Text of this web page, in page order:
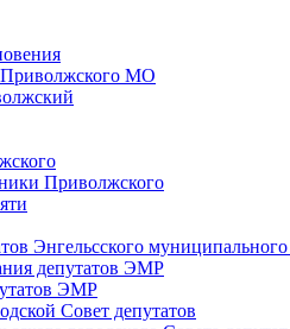
Приволжского МО
Приволжского
Энгельсского
депутатов ЭМР
ЭМР
Совет депутатов